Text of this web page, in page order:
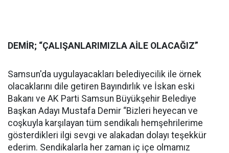
DEMİR; “ÇALIŞANLARIMIZLA AİLE OLACAĞIZ”
Samsun'da uygulayacakları belediyecilik ile örnek
olacaklarını dile getiren Bayındırlık ve İskan eski
Bakanı ve AK Parti Samsun Büyükşehir Belediye
Başkan Adayı Mustafa Demir “Bizleri heyecan ve
coşkuyla karşılayan tüm sendikalı hemşehrilerime
gösterdikleri ilgi sevgi ve alakadan dolayı teşekkür
ederim. Sendikalarla her zaman iç içe olmamız